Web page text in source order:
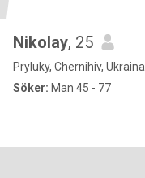
Nikolay, 25
Pryluky, Chernihiv, Ukraina
Söker: Man 45 - 77